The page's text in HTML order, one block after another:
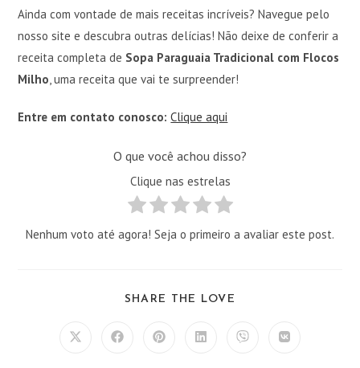
Ainda com vontade de mais receitas incríveis? Navegue pelo
nosso site e descubra outras delícias! Não deixe de conferir a
receita completa de Sopa Paraguaia Tradicional com Flocos
Milho , uma receita que vai te surpreender!
Entre em contato conosco: Clique aqui
O que você achou disso?
Clique nas estrelas
Nenhum voto até agora! Seja o primeiro a avaliar este post.
SHARE THE LOVE
Abre Abre Abre Abre Abre Abre